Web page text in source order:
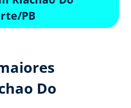
PB
Do